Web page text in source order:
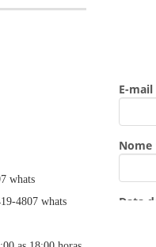
whats
4807 whats